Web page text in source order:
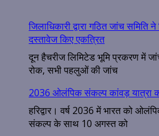
जिलाधिकारी द्वारा गठित जांच
दस्तावेज किए एकत्रित
दून हैचरीज लिमिटेड भूमि प्रकरण में
रोक, सभी पहलुओं की जांच
2036 ओलंपिक संकल्प कांवड़ यात्रा
हरिद्वार। वर्ष 2036 में भारत को
संकल्प के साथ 10 अगस्त को